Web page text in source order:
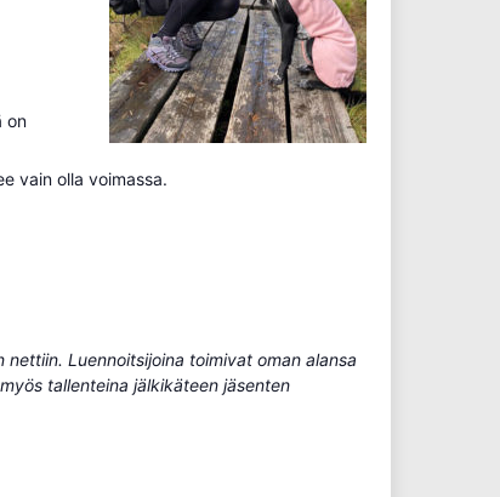
on
vain olla voimassa.
Luennoitsijoina toimivat oman alansa
tallenteina jälkikäteen jäsenten